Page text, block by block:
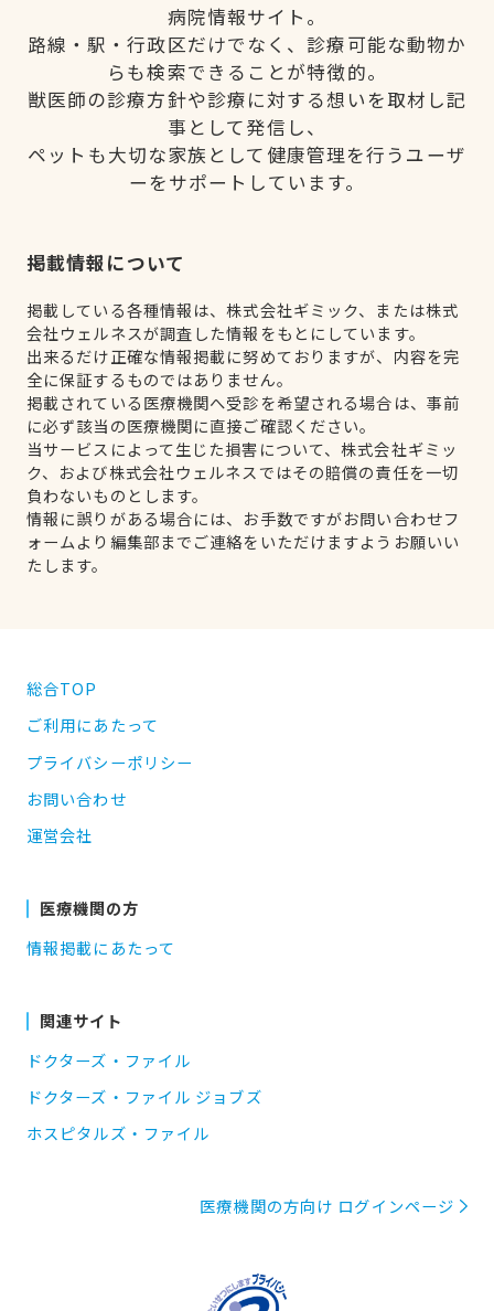
病院情報サイト。
路線・駅・行政区だけでなく、診療可能な動物か
らも検索できることが特徴的。
獣医師の診療方針や診療に対する想いを取材し記
事として発信し、
ペットも大切な家族として健康管理を行うユーザ
ーをサポートしています。
掲載情報について
掲載している各種情報は、株式会社ギミック、または株式
会社ウェルネスが調査した情報をもとにしています。
出来るだけ正確な情報掲載に努めておりますが、内容を完
全に保証するものではありません。
掲載されている医療機関へ受診を希望される場合は、事前
に必ず該当の医療機関に直接ご確認ください。
当サービスによって生じた損害について、株式会社ギミッ
ク、および株式会社ウェルネスではその賠償の責任を一切
負わないものとします。
情報に誤りがある場合には、お手数ですがお問い合わせフ
ォームより編集部までご連絡をいただけますようお願いい
たします。
総合TOP
ご利用にあたって
プライバシーポリシー
お問い合わせ
運営会社
医療機関の方
情報掲載にあたって
関連サイト
ドクターズ・ファイル
ドクターズ・ファイル ジョブズ
ホスピタルズ・ファイル
医療機関の方向け ログインページ